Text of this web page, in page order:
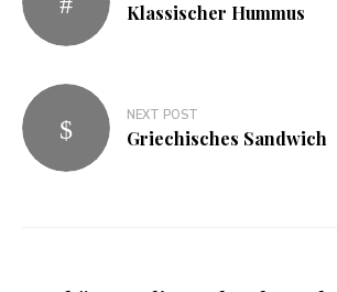
Klassischer Hummus
NEXT POST
Griechisches Sandwich